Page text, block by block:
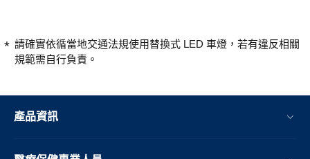
請確實依循當地交通法規使用替換式 LED 車燈，若有違反相關
規範需自行負責。
產品資訊